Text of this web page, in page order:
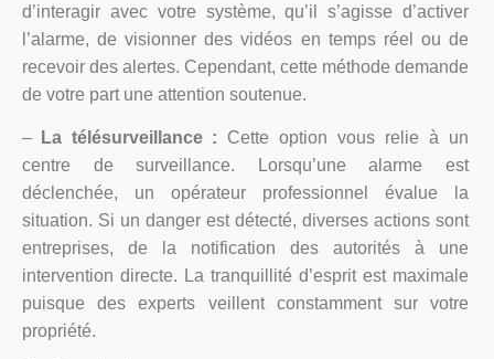
d’interagir avec votre système, qu’il s’agisse d’activer
l’alarme, de visionner des vidéos en temps réel ou de
recevoir des alertes. Cependant, cette méthode demande
de votre part une attention soutenue.
– La télésurveillance : Cette option vous relie à un
centre de surveillance. Lorsqu’une alarme est
déclenchée, un opérateur professionnel évalue la
situation. Si un danger est détecté, diverses actions sont
entreprises, de la notification des autorités à une
intervention directe. La tranquillité d’esprit est maximale
puisque des experts veillent constamment sur votre
propriété.